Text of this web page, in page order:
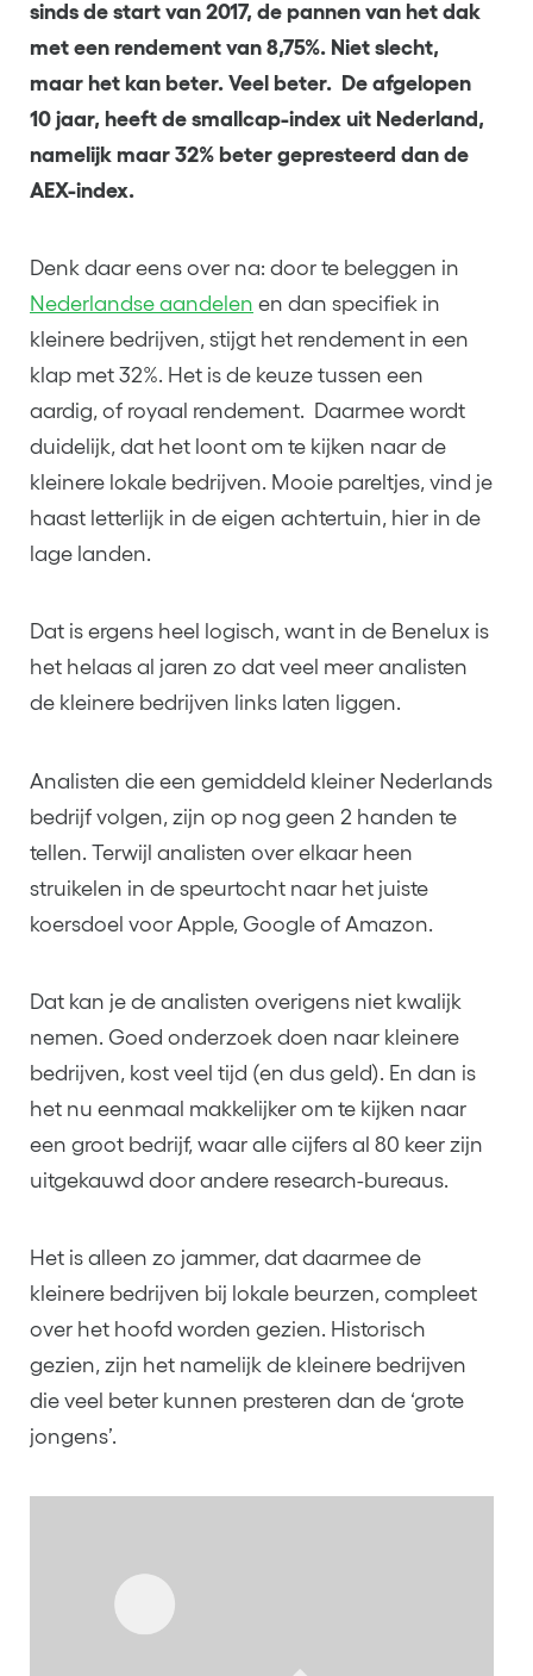
sinds de start van 2017, de pannen van het dak
met een rendement van 8,75%. Niet slecht,
maar het kan beter. Veel beter. De afgelopen
10 jaar, heeft de smallcap-index uit Nederland,
namelijk maar 32% beter gepresteerd dan de
AEX-index.
Denk daar eens over na: door te beleggen in
Nederlandse aandelen en dan specifiek in
kleinere bedrijven, stijgt het rendement in een
klap met 32%. Het is de keuze tussen een
aardig, of royaal rendement. Daarmee wordt
duidelijk, dat het loont om te kijken naar de
kleinere lokale bedrijven. Mooie pareltjes, vind je
haast letterlijk in de eigen achtertuin, hier in de
lage landen.
Dat is ergens heel logisch, want in de Benelux is
het helaas al jaren zo dat veel meer analisten
de kleinere bedrijven links laten liggen.
Analisten die een gemiddeld kleiner Nederlands
bedrijf volgen, zijn op nog geen 2 handen te
tellen. Terwijl analisten over elkaar heen
struikelen in de speurtocht naar het juiste
koersdoel voor Apple, Google of Amazon.
Dat kan je de analisten overigens niet kwalijk
nemen. Goed onderzoek doen naar kleinere
bedrijven, kost veel tijd (en dus geld). En dan is
het nu eenmaal makkelijker om te kijken naar
een groot bedrijf, waar alle cijfers al 80 keer zijn
uitgekauwd door andere research-bureaus.
Het is alleen zo jammer, dat daarmee de
kleinere bedrijven bij lokale beurzen, compleet
over het hoofd worden gezien. Historisch
gezien, zijn het namelijk de kleinere bedrijven
die veel beter kunnen presteren dan de ‘grote
jongens’.